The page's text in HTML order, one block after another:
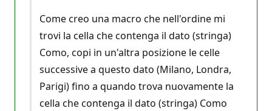
Come creo una macro che nell'ordine mi
trovi la cella che contenga il dato (stringa)
Como, copi in un'altra posizione le celle
successive a questo dato (Milano, Londra,
Parigi) fino a quando trova nuovamente la
cella che contenga il dato (stringa) Como